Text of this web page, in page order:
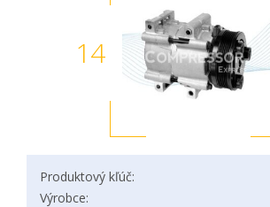
14
Produktový kľúč:
Výrobce: